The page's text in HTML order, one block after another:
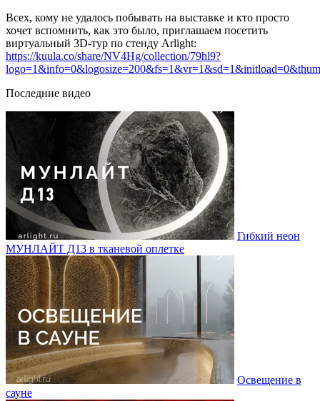
Всех, кому не удалось побывать на выставке и кто просто
хочет вспомнить, как это было, приглашаем посетить
виртуальный 3D-тур по стенду Arlight:
https://kuula.co/share/NV4Hg/collection/79hl9?
Последние видео
Гибкий неон
МУНЛАЙТ Д13 в тканевой оплетке
Освещение в
сауне